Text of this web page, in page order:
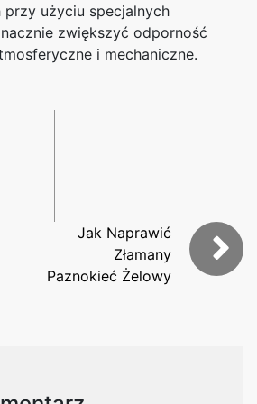
użyciu specjalnych
zwiększyć odporność
i mechaniczne.
Jak Naprawić
Złamany
Paznokieć Żelowy